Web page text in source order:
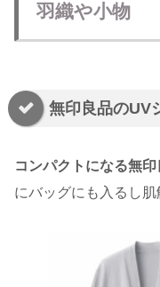
羽織や小物
無印良品のUV
コンパクトになる無
にバッグにも入るし肌